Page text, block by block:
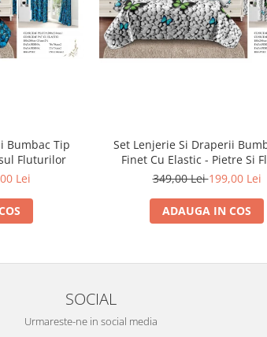
Bumbac Tip
Fluturilor
Lei
Set Lenjerie Si Draperii
Finet Cu Elastic - Pietre Si
349,00 Lei199,00 Lei
ADAUGA IN COS
SOCIAL
Urmareste-ne in social media